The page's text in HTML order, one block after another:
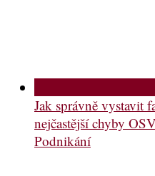
Jak správně vystavit
nejčastější chyby
Podnikání